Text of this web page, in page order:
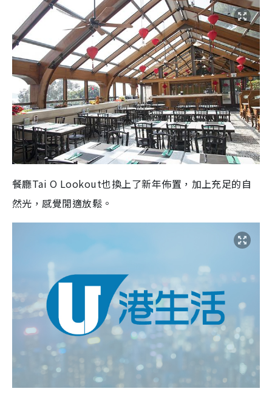
餐廳Tai O Lookout也換上了新年佈置，加上充足的自
然光，感覺閒適放鬆。